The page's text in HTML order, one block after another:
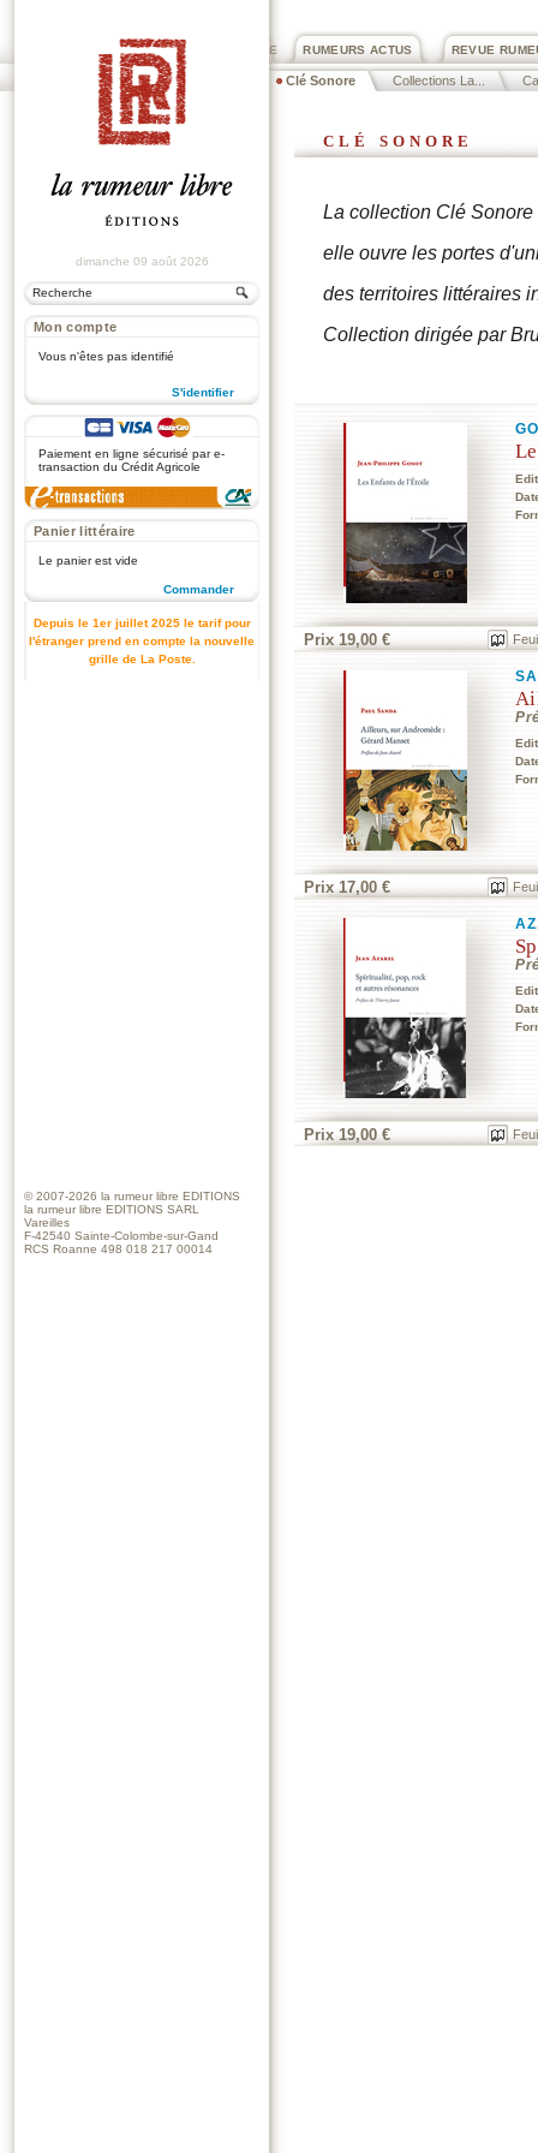
REVUE
RUMEURS ACTUS
PRIX ROGER DEXTRE
Clé Sonore Collections La...
dimanche 09 août 2026
Mon compte
Vous n'êtes pas identifié
S'identifier
Paiement en ligne sécurisé par e-
transaction du Crédit Agricole
Panier littéraire
Le panier est vide
Commander
Depuis le 1er juillet 2025 le tarif pour
l'étranger prend en compte la nouvelle
grille de La Poste.
clé sonore
La collection Clé
elle ouvre les portes
des territoires littéraires
Collection dirigée par
Prix 19,00 €
Prix 17,00 €
Prix 19,00 €
© 2007-2026 la rumeur libre EDITIONS
la rumeur libre EDITIONS SARL
Vareilles
F-42540 Sainte-Colombe-sur-Gand
RCS Roanne 498 018 217 00014